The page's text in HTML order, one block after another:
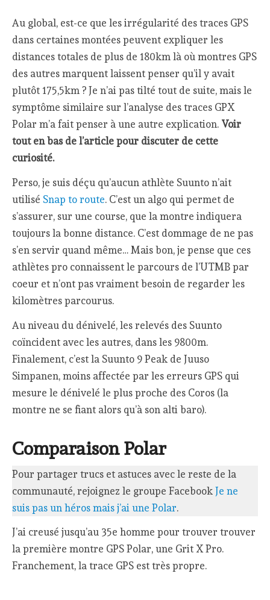
Au global, est-ce que les irrégularité des traces GPS
dans certaines montées peuvent expliquer les
distances totales de plus de 180km là où montres GPS
des autres marquent laissent penser qu’il y avait
plutôt 175,5km ? Je n’ai pas tilté tout de suite, mais le
symptôme similaire sur l’analyse des traces GPX
Polar m’a fait penser à une autre explication. Voir
tout en bas de l’article pour discuter de cette
curiosité.
Perso, je suis déçu qu’aucun athlète Suunto n’ait
utilisé Snap to route. C’est un algo qui permet de
s’assurer, sur une course, que la montre indiquera
toujours la bonne distance. C’est dommage de ne pas
s’en servir quand même… Mais bon, je pense que ces
athlètes pro connaissent le parcours de l’UTMB par
coeur et n’ont pas vraiment besoin de regarder les
kilomètres parcourus.
Au niveau du dénivelé, les relevés des Suunto
coïncident avec les autres, dans les 9800m.
Finalement, c’est la Suunto 9 Peak de Juuso
Simpanen, moins affectée par les erreurs GPS qui
mesure le dénivelé le plus proche des Coros (la
montre ne se fiant alors qu’à son alti baro).
Comparaison Polar
Pour partager trucs et astuces avec le reste de la
communauté, rejoignez le groupe FacebookJe ne
suis pas un héros mais j’ai une Polar.
J’ai creusé jusqu’au 35e homme pour trouver trouver
la première montre GPS Polar, une Grit X Pro.
Franchement, la trace GPS est très propre.